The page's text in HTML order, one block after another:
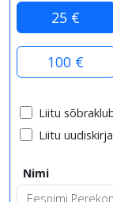
25 €
100 €
Liitu
Liitu
Nimi